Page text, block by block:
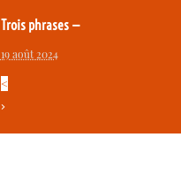
Trois phrases —
19 août 2024
<
>